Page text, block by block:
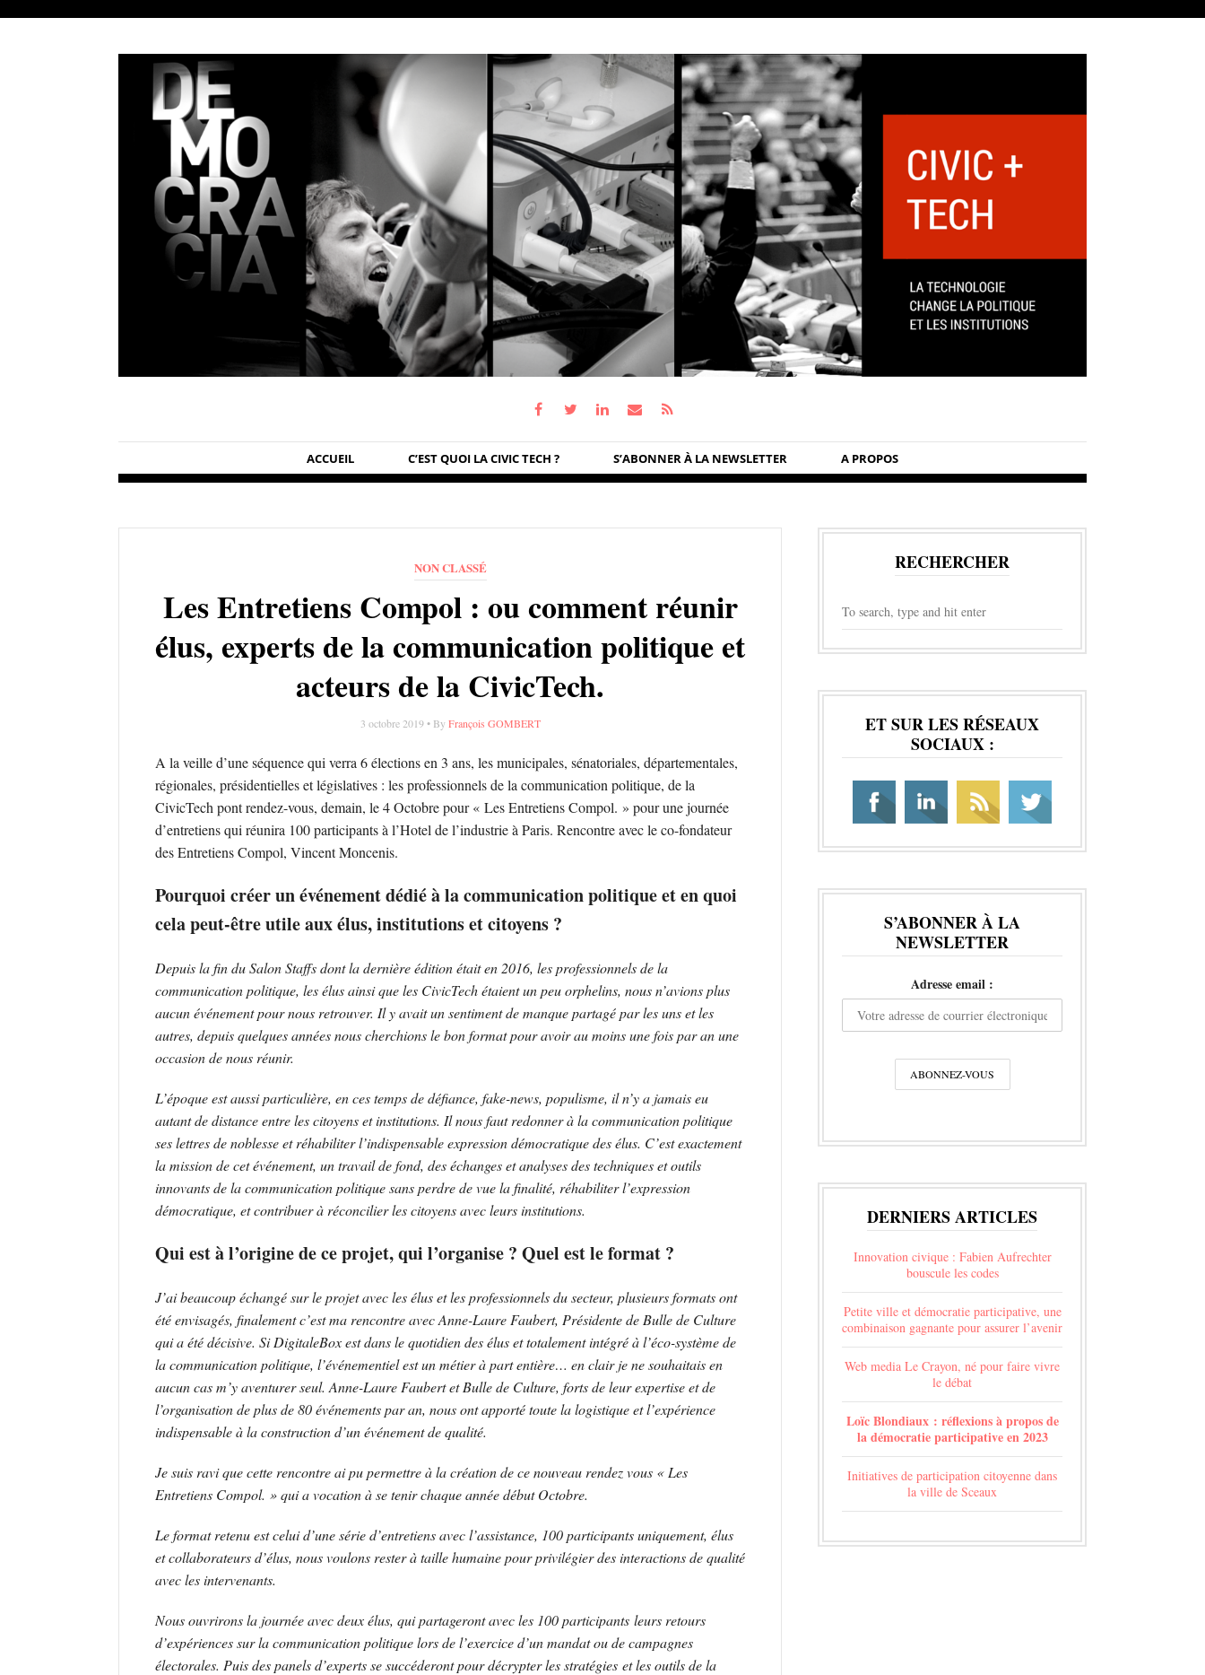
ACCUEIL C’EST QUOI LA CIVIC TECH ? S’ABONNER À LA NEWSLETTER A PROPOS
NON CLASSÉ
Les Entretiens Compol : ou comment réunir
élus, experts de la communication politique et
acteurs de la CivicTech.
3 octobre 2019 • By François GOMBERT
A la veille d’une séquence qui verra 6 élections en 3 ans, les municipales, sénatoriales, départementales,
régionales, présidentielles et législatives : les professionnels de la communication politique, de la
CivicTech pont rendez-vous, demain, le 4 Octobre pour « Les Entretiens Compol. » pour une journée
d’entretiens qui réunira 100 participants à l’Hotel de l’industrie à Paris. Rencontre avec le co-fondateur
des Entretiens Compol, Vincent Moncenis.
Pourquoi créer un événement dédié à la communication politique et en quoi
cela peut-être utile aux élus, institutions et citoyens ?
Depuis la fin du Salon Staffs dont la dernière édition était en 2016, les professionnels de la
communication politique, les élus ainsi que les CivicTech étaient un peu orphelins, nous n’avions plus
aucun événement pour nous retrouver. Il y avait un sentiment de manque partagé par les uns et les
autres, depuis quelques années nous cherchions le bon format pour avoir au moins une fois par an une
occasion de nous réunir.
L’époque est aussi particulière, en ces temps de défiance, fake-news, populisme, il n’y a jamais eu
autant de distance entre les citoyens et institutions. Il nous faut redonner à la communication politique
ses lettres de noblesse et réhabiliter l’indispensable expression démocratique des élus. C’est exactement
la mission de cet événement, un travail de fond, des échanges et analyses des techniques et outils
innovants de la communication politique sans perdre de vue la finalité, réhabiliter l’expression
démocratique, et contribuer à réconcilier les citoyens avec leurs institutions.
Qui est à l’origine de ce projet, qui l’organise ? Quel est le format ?
J’ai beaucoup échangé sur le projet avec les élus et les professionnels du secteur, plusieurs formats ont
été envisagés, finalement c’est ma rencontre avec Anne-Laure Faubert, Présidente de Bulle de Culture
qui a été décisive. Si DigitaleBox est dans le quotidien des élus et totalement intégré à l’éco-système de
la communication politique, l’événementiel est un métier à part entière… en clair je ne souhaitais en
aucun cas m’y aventurer seul. Anne-Laure Faubert et Bulle de Culture, forts de leur expertise et de
l’organisation de plus de 80 événements par an, nous ont apporté toute la logistique et l’expérience
indispensable à la construction d’un événement de qualité.
Je suis ravi que cette rencontre ai pu permettre à la création de ce nouveau rendez vous « Les
Entretiens Compol. » qui a vocation à se tenir chaque année début Octobre.
Le format retenu est celui d’une série d’entretiens avec l’assistance, 100 participants uniquement, élus
et collaborateurs d’élus, nous voulons rester à taille humaine pour privilégier des interactions de qualité
avec les intervenants.
Nous ouvrirons la journée avec deux élus, qui partageront avec les 100 participants leurs retours
d’expériences sur la communication politique lors de l’exercice d’un mandat ou de campagnes
électorales. Puis des panels d’experts se succéderont pour décrypter les stratégies et les outils de la
RECHERCHER
ET SUR LES RÉSEAUX
SOCIAUX :
S’ABONNER À LA
NEWSLETTER
Adresse email :
DERNIERS ARTICLES
Innovation civique : Fabien Aufrechter
bouscule les codes
Petite ville et démocratie participative, une
combinaison gagnante pour assurer l’avenir
Web media Le Crayon, né pour faire vivre
le débat
Loïc Blondiaux : réflexions à propos de
la démocratie participative en 2023
Initiatives de participation citoyenne dans
la ville de Sceaux